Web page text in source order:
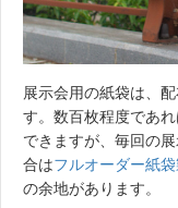
展示会用の紙袋は、
す。数百枚程度であ
できますが、毎回の
合はフルオーダー紙
の余地があります。